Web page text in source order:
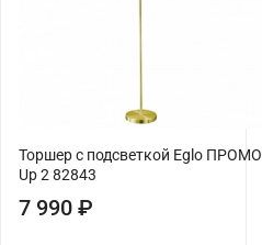
Торшер с подсветкой Eglo ПРОМО
Up 2 82843
7 990 ₽